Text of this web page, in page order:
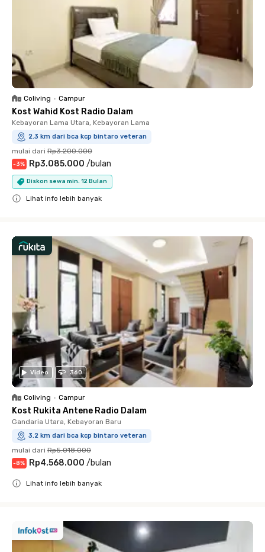
Coliving • Campur
Kost Wahid Kost Radio Dalam
Kebayoran Lama Utara, Kebayoran Lama
2.3 km dari bca kcp bintaro veteran
mulai dari Rp3.200.000
-3% Rp3.085.000 /bulan
Diskon sewa min. 12 Bulan
Lihat info lebih banyak
Video 360
Coliving • Campur
Kost Rukita Antene Radio Dalam
Gandaria Utara, Kebayoran Baru
3.2 km dari bca kcp bintaro veteran
mulai dari Rp5.018.000
-8% Rp4.568.000 /bulan
Lihat info lebih banyak